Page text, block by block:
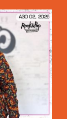
AGO 02, 2026